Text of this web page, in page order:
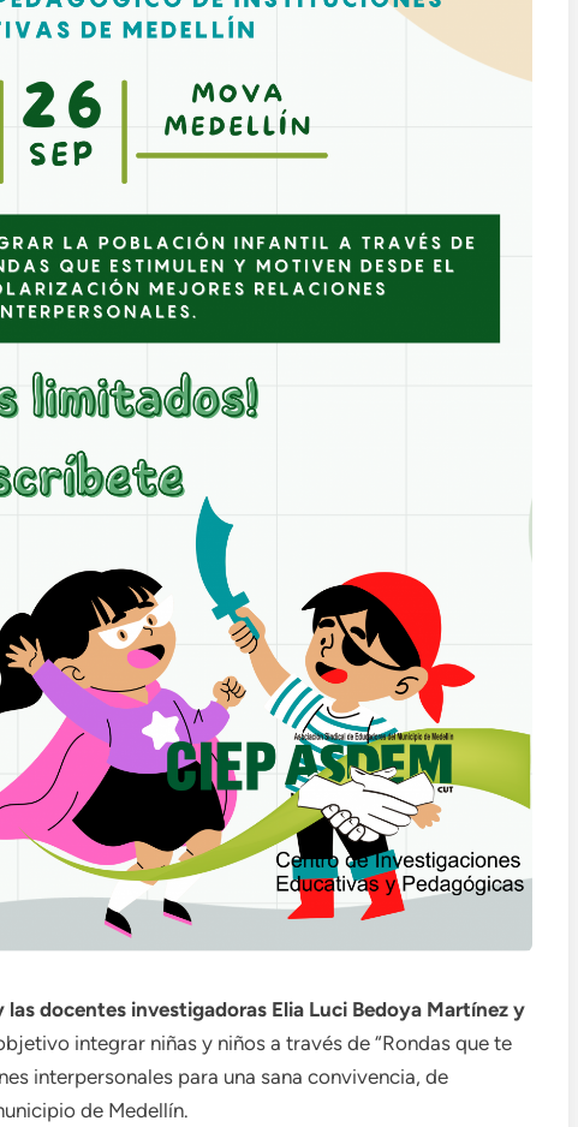
las docentes investigadoras Elia Luci Bedoya Martínez y
integrar niñas y niños a través de “Rondas que te
interpersonales para una sana convivencia, de
de Medellín.